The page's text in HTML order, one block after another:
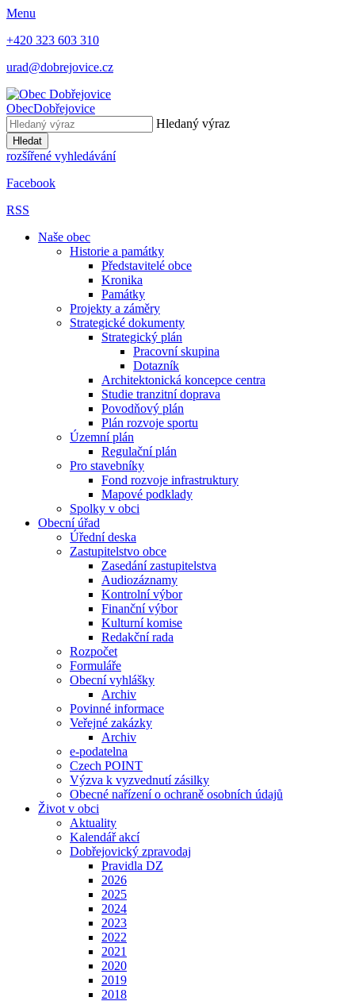
Menu
+420 323 603 310
urad@dobrejovice.cz
ObecDobřejovice
Hledaný výraz
Hledat
rozšířené vyhledávání
Facebook
RSS
Naše obec
Historie a památky
Představitelé obce
Kronika
Památky
Projekty a záměry
Strategické dokumenty
Strategický plán
Pracovní skupina
Dotazník
Architektonická koncepce centra
Studie tranzitní doprava
Povodňový plán
Plán rozvoje sportu
Územní plán
Regulační plán
Pro stavebníky
Fond rozvoje infrastruktury
Mapové podklady
Spolky v obci
Obecní úřad
Úřední deska
Zastupitelstvo obce
Zasedání zastupitelstva
Audiozáznamy
Kontrolní výbor
Finanční výbor
Kulturní komise
Redakční rada
Rozpočet
Formuláře
Obecní vyhlášky
Archiv
Povinné informace
Veřejné zakázky
Archiv
e-podatelna
Czech POINT
Výzva k vyzvednutí zásilky
Obecné nařízení o ochraně osobních údajů
Život v obci
Aktuality
Kalendář akcí
Dobřejovický zpravodaj
Pravidla DZ
2026
2025
2024
2023
2022
2021
2020
2019
2018